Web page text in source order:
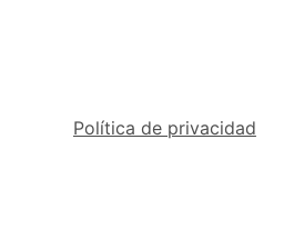
Política de privacidad